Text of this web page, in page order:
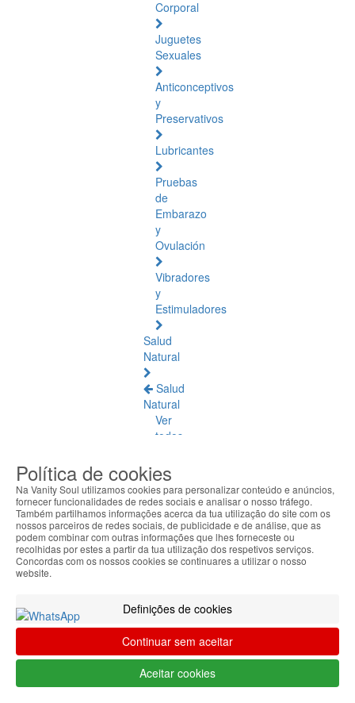
Corporal
Juguetes
Sexuales
Anticonceptivos
y
Preservativos
Lubricantes
Pruebas
de
Embarazo
y
Ovulación
Vibradores
y
Estimuladores
Salud
Natural
Salud
Natural
Ver
todos
Ámbar
Báltico
Articulaciones
y
Músculos
Circulación
y
Piernas
Cansadas
Política de cookies
Na Vanity Soul utilizamos cookies para personalizar conteúdo e anúncios,
fornecer funcionalidades de redes sociais e analisar o nosso tráfego.
Também partilhamos informações acerca da tua utilização do site com os
nossos parceiros de redes sociais, de publicidade e de análise, que as
podem combinar com outras informações que lhes forneceste ou
recolhidas por estes a partir da tua utilização dos respetivos serviços.
Concordas com os nossos cookies se continuares a utilizar o nosso
website.
Definições de cookies
Continuar sem aceitar
Aceitar cookies